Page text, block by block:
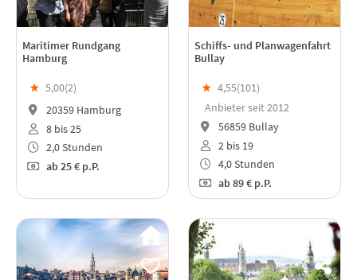
Maritimer Rundgang
Hamburg
★ 5,00(2)
20359 Hamburg
8 bis 25
2,0 Stunden
ab25 € p.P.
Schiffs- und Planwagenfahrt
Bullay
★ 4,55(101)
Anbieter seit 2012
56859 Bullay
2 bis 19
4,0 Stunden
ab89 € p.P.